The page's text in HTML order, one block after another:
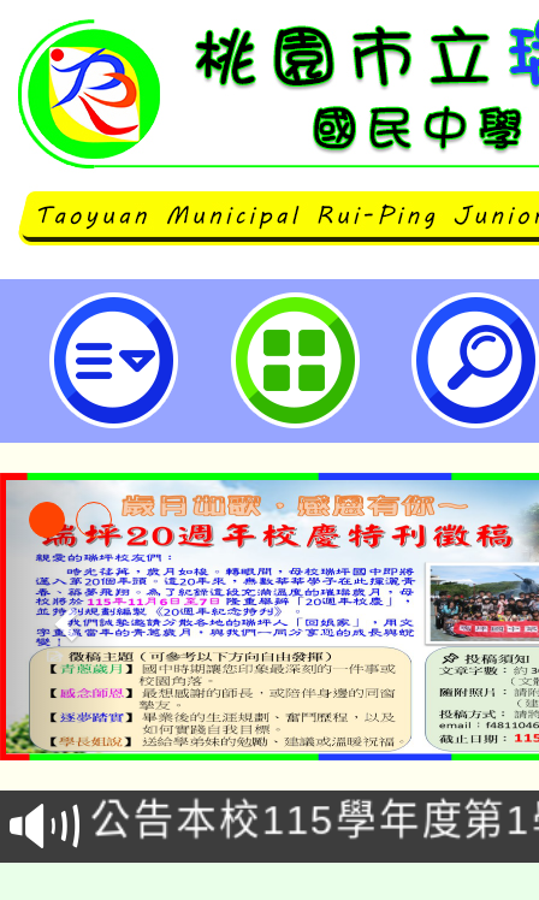
neilrpjhstyc網站設計者：徐嘉
公告本校115學年度第
代理(課)教師甄選結果
「本色祭」8/29、30在